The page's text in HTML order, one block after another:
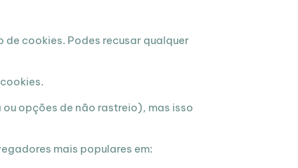
cookies. Podes recusar qualquer
opções de não rastreio), mas isso
mais populares em: